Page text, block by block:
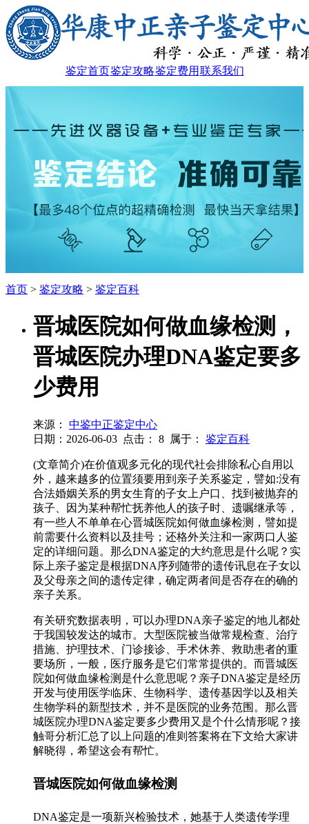
鉴定首页鉴定攻略鉴定费用 联系我们
首页 > 鉴定攻略 > 鉴定百科
晋城医院如何做血缘检测，
晋城医院办理DNA鉴定要多
少费用
来源：
中鉴中正鉴定中心
日期：2026-06-03 点击： 8 属于： 鉴定百科
(文章简介)在价值观多元化的现代社会排除私心自用以
外，越来越多的位置须要用到亲子关系鉴定，譬如:没有
合法婚姻关系的男女生育的子女上户口、找到被抛弃的
孩子、因为某种帮忙抚养他人的孩子时、遗嘱继承等，
有一些人不单单在心晋城医院如何做血缘检测，譬如提
前需要什么资料以及挂号；还格外关注和一家两口人鉴
定的详细问题。那么DNA鉴定的大约意思是什么呢？实
际上亲子鉴定是根据DNA序列随带的遗传讯息在子女以
及父母亲之间的遗传定律，确定两者间是否存在的确的
亲子关系。
有关研究数据表明，可以办理DNA亲子鉴定的地儿都处
于我国较发达的城市。大型医院被当做常规检查、治疗
措施、护理技术、门诊接诊、手术休养、救助患者的重
要场所，一般，医疗服务是它们常常提供的。而晋城医
院如何做血缘检测是什么意思呢？亲子DNA鉴定是经历
开发与使用医学临床、生物科学、遗传基因学以及相关
生物学科的新型技术，并不是医院的业务范围。那么晋
城医院办理DNA鉴定要多少费用又是个什么情形呢？接
触哥分析汇总了以上问题的准则答案将在下文给大家讲
解晓得，希望这会有帮忙。
晋城医院如何做血缘检测
DNA鉴定是一项新兴检验技术，她基于人类遗传学理